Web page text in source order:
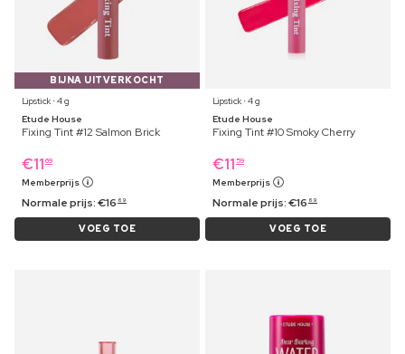
BIJNA UITVERKOCHT
Lipstick ⋅ 4 g
Etude House
Fixing Tint #12 Salmon Brick
€11 69
Memberprijs
Normale prijs:€16 69
VOEG TOE
Lipstick ⋅ 4 g
Etude House
Fixing Tint #10 Smoky Cherry
€11 59
Memberprijs
Normale prijs:€16 69
VOEG TOE